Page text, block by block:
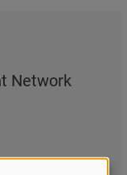
Network